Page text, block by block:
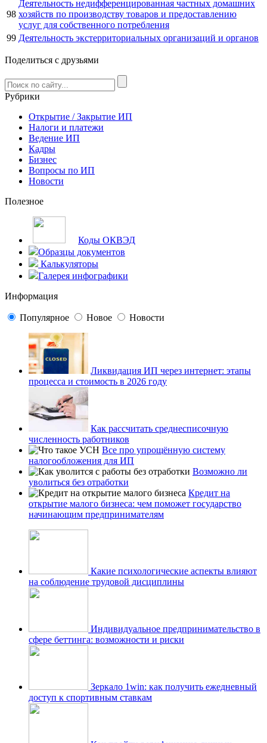
98
Деятельность недифференцированная частных домашних
хозяйств по производству товаров и предоставлению
услуг для собственного потребления
99 Деятельность экстерриториальных организаций и органов
Поделиться с друзьями
Рубрики
Открытие / Закрытие ИП
Налоги и платежи
Ведение ИП
Кадры
Бизнес
Вопросы по ИП
Новости
Полезное
Коды ОКВЭД
Образцы документов
Калькуляторы
Галерея инфографики
Информация
Популярное Новое Новости
Ликвидация ИП через интернет: этапы
процесса и стоимость в 2026 году
Как рассчитать среднесписочную
численность работников
Все про упрощённую систему
налогообложения для ИП
Возможно ли
уволиться без отработки
Кредит на
открытие малого бизнеса: чем поможет государство
начинающим предпринимателям
Какие психологические аспекты влияют
на соблюдение трудовой дисциплины
Индивидуальное предпринимательство в
сфере беттинга: возможности и риски
Зеркало 1win: как получить ежедневный
доступ к спортивным ставкам